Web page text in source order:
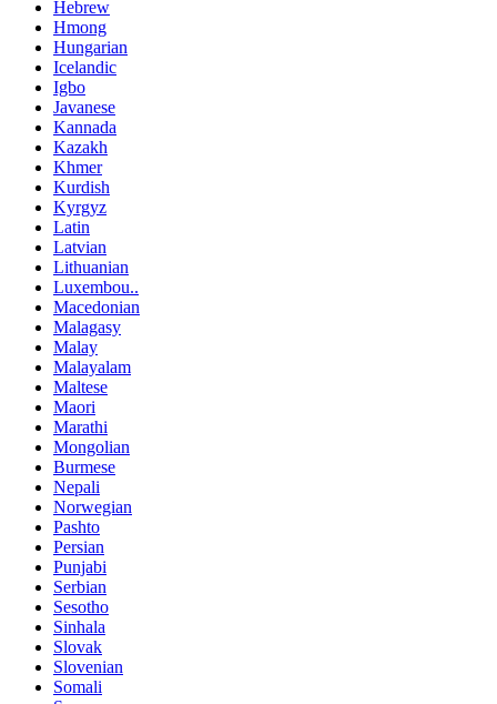
Hebrew
Hmong
Hungarian
Icelandic
Igbo
Javanese
Kannada
Kazakh
Khmer
Kurdish
Kyrgyz
Latin
Latvian
Lithuanian
Luxembou..
Macedonian
Malagasy
Malay
Malayalam
Maltese
Maori
Marathi
Mongolian
Burmese
Nepali
Norwegian
Pashto
Persian
Punjabi
Serbian
Sesotho
Sinhala
Slovak
Slovenian
Somali